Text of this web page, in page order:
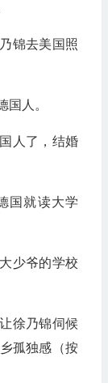
锦去美国照
人。
人了，结婚
国就读大学
少爷的学校
徐乃锦伺候
孤独感（按